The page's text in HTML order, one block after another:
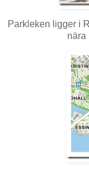
Parkleken ligger i
nära